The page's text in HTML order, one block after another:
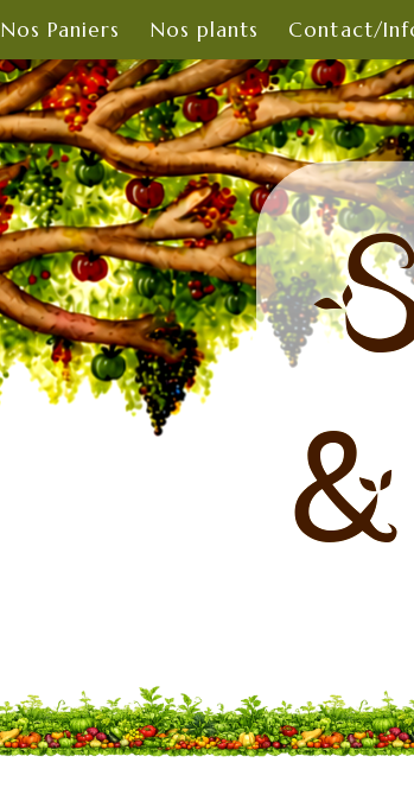
Nos Paniers Nos plants Contact/